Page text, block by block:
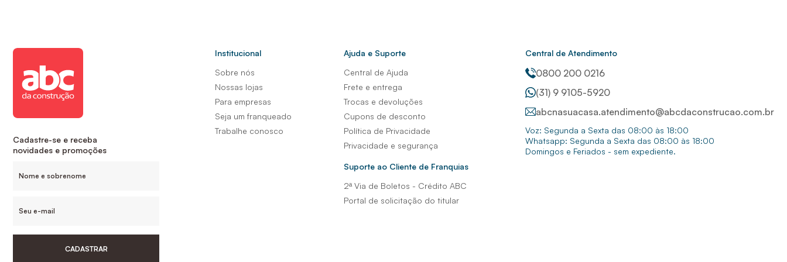
Cadastre-se e receba
novidades e promoções
CADASTRAR
Institucional
Sobre nós
Nossas lojas
Para empresas
Seja um franqueado
Trabalhe conosco
Ajuda e Suporte
Central de Ajuda
Frete e entrega
Trocas e devoluções
Cupons de desconto
Política de Privacidade
Privacidade e segurança
Suporte ao Cliente de Franquias
2ª Via de Boletos - Crédito ABC
Portal de solicitação do titular
Central de Atendimento
0800 200 0216
(31) 9 9105-5920
abcnasuacasa.atendimento@abcdaconstrucao.com.br
Voz: Segunda a Sexta das 08:00 às 18:00
Whatsapp: Segunda a Sexta das 08:00 às 18:00
Domingos e Feriados - sem expediente.